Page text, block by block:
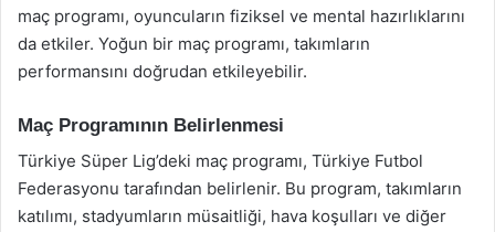
maç programı, oyuncuların fiziksel ve mental hazırlıklarını
da etkiler. Yoğun bir maç programı, takımların
performansını doğrudan etkileyebilir.
Maç Programının Belirlenmesi
Türkiye Süper Lig’deki maç programı, Türkiye Futbol
Federasyonu tarafından belirlenir. Bu program, takımların
katılımı, stadyumların müsaitliği, hava koşulları ve diğer